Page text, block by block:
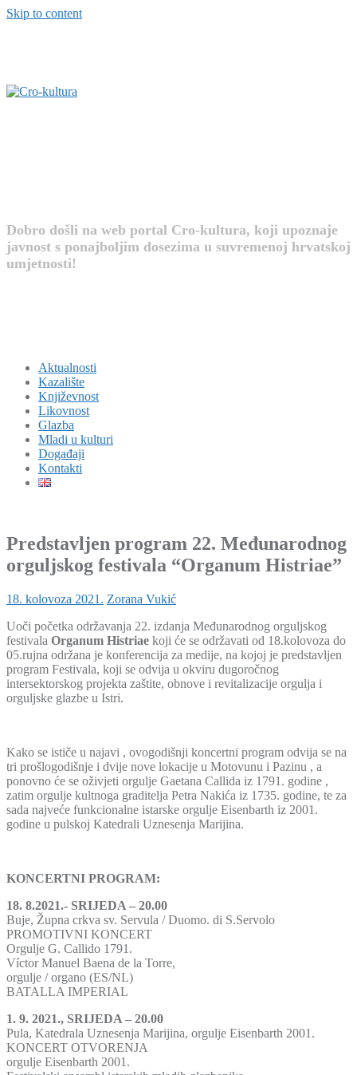
Skip to content
Dobro došli na web portal Cro-kultura, koji upoznaje
javnost s ponajboljim dosezima u suvremenoj hrvatskoj
umjetnosti!
Aktualnosti
Kazalište
Književnost
Likovnost
Glazba
Mladi u kulturi
Događaji
Kontakti
Predstavljen program 22. Međunarodnog
orguljskog festivala “Organum Histriae”
18. kolovoza 2021. Zorana Vukić
Uoči početka održavanja 22. izdanja Međunarodnog orguljskog
festivala Organum Histriae koji će se održavati od 18.kolovoza do
05.rujna održana je konferencija za medije, na kojoj je predstavljen
program Festivala, koji se odvija u okviru dugoročnog
intersektorskog projekta zaštite, obnove i revitalizacije orgulja i
orguljske glazbe u Istri.
Kako se ističe u najavi , ovogodišnji koncertni program odvija se na
tri prošlogodišnje i dvije nove lokacije u Motovunu i Pazinu , a
ponovno će se oživjeti orgulje Gaetana Callida iz 1791. godine ,
zatim orgulje kultnoga graditelja Petra Nakića iz 1735. godine, te za
sada najveće funkcionalne istarske orgulje Eisenbarth iz 2001.
godine u pulskoj Katedrali Uznesenja Marijina.
KONCERTNI PROGRAM:
18. 8.2021.- SRIJEDA – 20.00
Buje, Župna crkva sv. Servula / Duomo. di S.Servolo
PROMOTIVNI KONCERT
Orgulje G. Callido 1791.
Víctor Manuel Baena de la Torre,
orgulje / organo (ES/NL)
BATALLA IMPERIAL
1. 9. 2021., SRIJEDA – 20.00
Pula, Katedrala Uznesenja Marijina, orgulje Eisenbarth 2001.
KONCERT OTVORENJA
orgulje Eisenbarth 2001.